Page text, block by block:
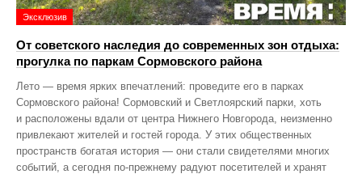
Эксклюзив
От советского наследия до современных зон отдыха:
прогулка по паркам Сормовского района
Лето — время ярких впечатлений: проведите его в парках
Сормовского района! Сормовский и Светлоярский парки, хоть
и расположены вдали от центра Нижнего Новгорода, неизменно
привлекают жителей и гостей города. У этих общественных
пространств богатая история — они стали свидетелями многих
событий, а сегодня по‑прежнему радуют посетителей и хранят